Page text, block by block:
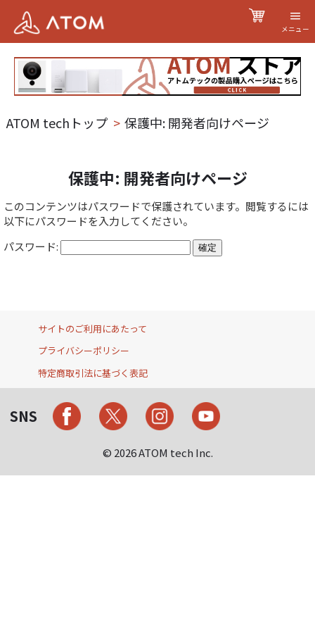
メニュー
ATOM techトップ > 保護中: 開発者向けページ
保護中: 開発者向けページ
このコンテンツはパスワードで保護されています。閲覧するには
以下にパスワードを入力してください。
パスワード:
サイトのご利用にあたって
プライバシーポリシー
特定商取引法に基づく表記
SNS
© 2026 ATOM tech Inc.